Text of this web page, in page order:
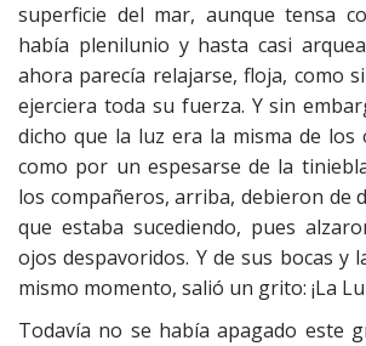
superficie del mar, aunque tensa
había plenilunio y hasta casi
ahora parecía relajarse, floja, como
ejerciera toda su fuerza. Y sin
dicho que la luz era la misma de los
como por un espesarse de la
los compañeros, arriba, debieron de
que estaba sucediendo, pues
ojos despavoridos. Y de sus bocas y
mismo momento, salió un grito: ¡La
Todavía no se había apagado este